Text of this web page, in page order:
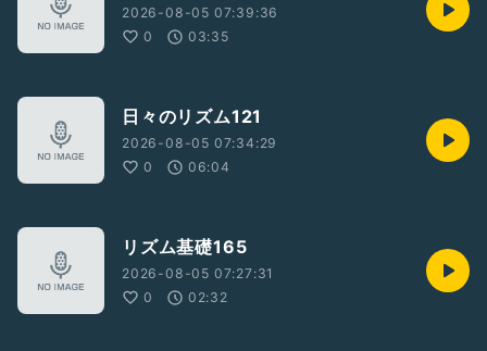
2026-08-05 07:39:36
0
03:35
日々のリズム121
2026-08-05 07:34:29
0
06:04
リズム基礎165
2026-08-05 07:27:31
0
02:32